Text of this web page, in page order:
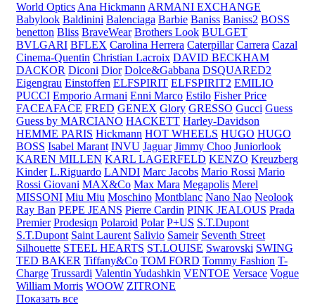
World Optics Ana Hickmann ARMANI EXCHANGE
Babylook Baldinini Balenciaga Barbie Baniss Baniss2 BOSS
benetton Bliss BraveWear Brothers Look BULGET
BVLGARI BFLEX Carolina Herrera Caterpillar Carrera Cazal
Cinema-Quentin Christian Lacroix DAVID BECKHAM
DACKOR Diconi Dior Dolce&Gabbana DSQUARED2
Eigengrau Einstoffen ELFSPIRIT ELFSPIRIT2 EMILIO
PUCCI Emporio Armani Enni Marco Estilo Fisher Price
FACEAFACE FRED GENEX Glory GRESSO Gucci Guess
Guess by MARCIANO HACKETT Harley-Davidson
HEMME PARIS Hickmann HOT WHEELS HUGO HUGO
BOSS Isabel Marant INVU Jaguar Jimmy Choo Juniorlook
KAREN MILLEN KARL LAGERFELD KENZO Kreuzberg
Kinder L.Riguardo LANDI Marc Jacobs Mario Rossi Mario
Rossi Giovani MAX&Co Max Mara Megapolis Merel
MISSONI Miu Miu Moschino Montblanc Nano Nao Neolook
Ray Ban PEPE JEANS Pierre Cardin PINK JEALOUS Prada
Premier Prodesiqn Polaroid Polar P+US S.T.Dupont
S.T.Dupont Saint Laurent Salivio Sameir Seventh Street
Silhouette STEEL HEARTS ST.LOUISE Swarovski SWING
TED BAKER Tiffany&Co TOM FORD Tommy Fashion T-
Charge Trussardi Valentin Yudashkin VENTOE Versace Vogue
William Morris WOOW ZITRONE
Показать все